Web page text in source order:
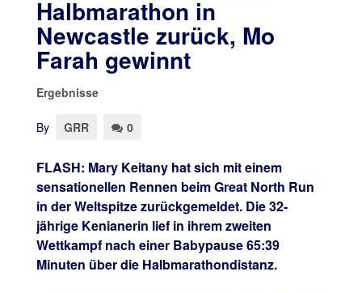
Halbmarathon in
Newcastle zurück, Mo
Farah gewinnt
Ergebnisse
By GRR 0
FLASH: Mary Keitany hat sich mit einem
sensationellen Rennen beim Great North Run
in der Weltspitze zurückgemeldet. Die 32-
jährige Kenianerin lief in ihrem zweiten
Wettkampf nach einer Babypause 65:39
Minuten über die Halbmarathondistanz.